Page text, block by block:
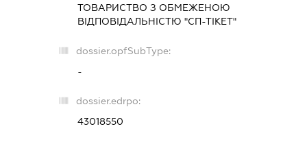
ТОВАРИСТВО З ОБМЕЖЕНОЮ
ВІДПОВІДАЛЬНІСТЮ "СП-ТІКЕТ"
dossier.opfSubType:
-
dossier.edrpo:
43018550